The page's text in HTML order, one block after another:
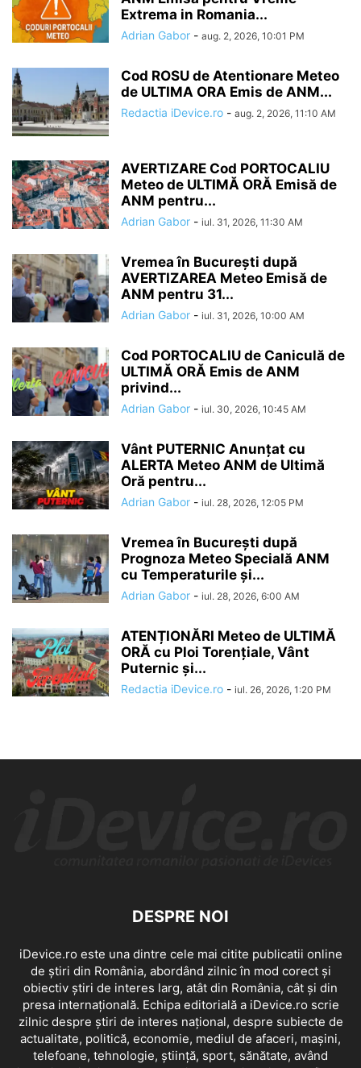
Extrema in Romania...
Adrian Gabor - aug. 2, 2026, 10:01 PM
Cod ROSU de Atentionare Meteo
de ULTIMA ORA Emis de ANM...
Redactia iDevice.ro - aug. 2, 2026, 11:10 AM
AVERTIZARE Cod PORTOCALIU
Meteo de ULTIMĂ ORĂ Emisă de
ANM pentru...
Adrian Gabor - iul. 31, 2026, 11:30 AM
Vremea în București după
AVERTIZAREA Meteo Emisă de
ANM pentru 31...
Adrian Gabor - iul. 31, 2026, 10:00 AM
Cod PORTOCALIU de Caniculă de
ULTIMĂ ORĂ Emis de ANM
privind...
Adrian Gabor - iul. 30, 2026, 10:45 AM
Vânt PUTERNIC Anunțat cu
ALERTA Meteo ANM de Ultimă
Oră pentru...
Adrian Gabor - iul. 28, 2026, 12:05 PM
Vremea în București după
Prognoza Meteo Specială ANM
cu Temperaturile și...
Adrian Gabor - iul. 28, 2026, 6:00 AM
ATENȚIONĂRI Meteo de ULTIMĂ
ORĂ cu Ploi Torențiale, Vânt
Puternic și...
Redactia iDevice.ro - iul. 26, 2026, 1:20 PM
DESPRE NOI
iDevice.ro este una dintre cele mai citite publicatii online
de știri din România, abordând zilnic în mod corect și
obiectiv știri de interes larg, atât din România, cât și din
presa internațională. Echipa editorială a iDevice.ro scrie
zilnic despre știri de interes național, despre subiecte de
actualitate, politică, economie, mediul de afaceri, mașini,
telefoane, tehnologie, știință, sport, sănătate, având